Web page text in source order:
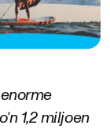
1,2 miljoen